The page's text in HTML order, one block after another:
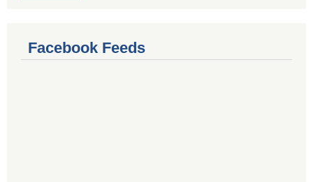
Facebook Feeds